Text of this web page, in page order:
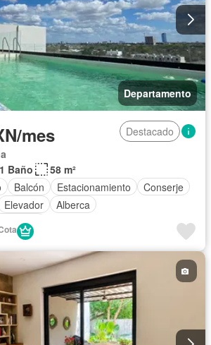
Departamento
mes
Destacado
1 Baño
58 m²
Balcón Estacionamiento
Conserje
Elevador
Alberca